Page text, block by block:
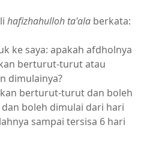
hafizhahulloh ta'ala berkata:
ke saya: apakah afdholnya
berturut-turut atau
dimulainya?
berturut-turut dan boleh
boleh dimulai dari hari
sampai tersisa 6 hari